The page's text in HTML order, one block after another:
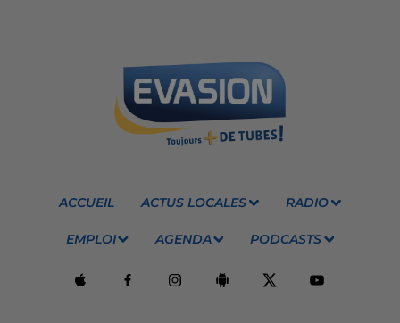
ACCUEIL ACTUS LOCALES RADIO
EMPLOI AGENDA PODCASTS